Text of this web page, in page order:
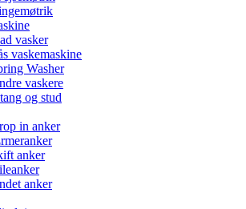
vasker
vaskemaskine
Washer
vaskere
og stud
in anker
anker
anker